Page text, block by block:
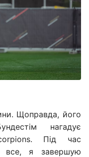
Щоправда, його
нагадує
Під час
все, я завершую